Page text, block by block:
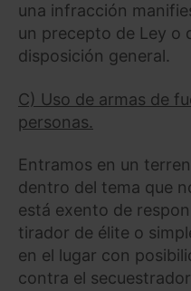
una infracción
un precepto de Ley o
disposición general.
C) Uso de armas de
personas.
Entramos en un
dentro del tema que
está exento de
tirador de élite o
en el lugar con
contra el